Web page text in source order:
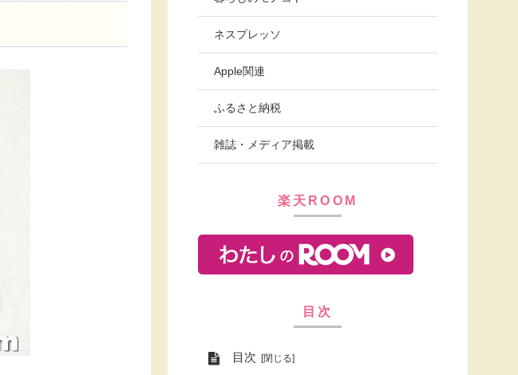
ネスプレッソ
Apple関連
ふるさと納税
雑誌・メディア掲載
楽天ROOM
目次
目次